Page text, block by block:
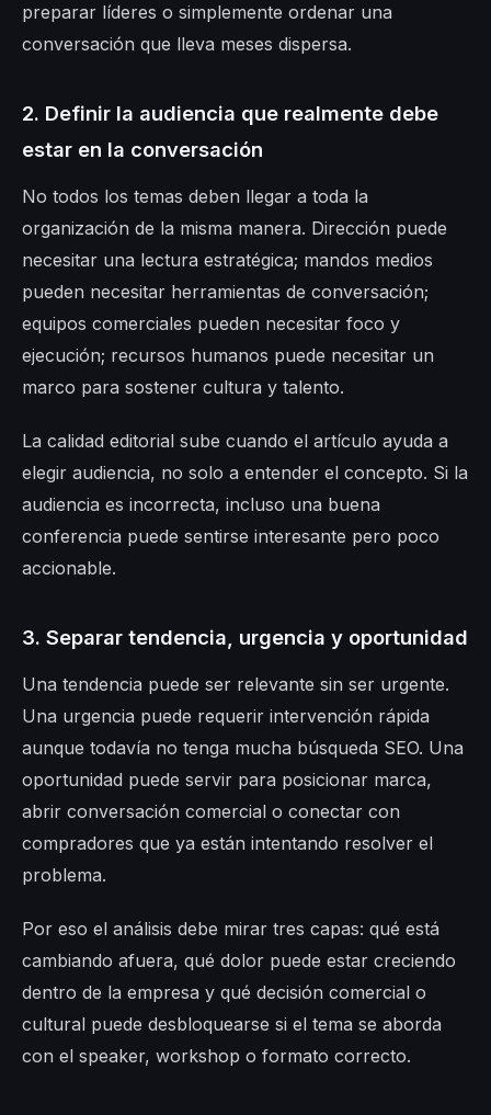
preparar líderes o simplemente ordenar una
conversación que lleva meses dispersa.
2. Definir la audiencia que realmente debe
estar en la conversación
No todos los temas deben llegar a toda la
organización de la misma manera. Dirección puede
necesitar una lectura estratégica; mandos medios
pueden necesitar herramientas de conversación;
equipos comerciales pueden necesitar foco y
ejecución; recursos humanos puede necesitar un
marco para sostener cultura y talento.
La calidad editorial sube cuando el artículo ayuda a
elegir audiencia, no solo a entender el concepto. Si la
audiencia es incorrecta, incluso una buena
conferencia puede sentirse interesante pero poco
accionable.
3. Separar tendencia, urgencia y oportunidad
Una tendencia puede ser relevante sin ser urgente.
Una urgencia puede requerir intervención rápida
aunque todavía no tenga mucha búsqueda SEO. Una
oportunidad puede servir para posicionar marca,
abrir conversación comercial o conectar con
compradores que ya están intentando resolver el
problema.
Por eso el análisis debe mirar tres capas: qué está
cambiando afuera, qué dolor puede estar creciendo
dentro de la empresa y qué decisión comercial o
cultural puede desbloquearse si el tema se aborda
con el speaker, workshop o formato correcto.